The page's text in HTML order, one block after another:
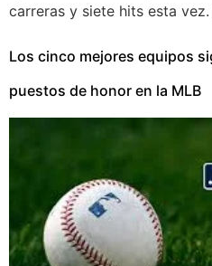
carreras y siete hits esta
Los cinco mejores equipos
puestos de honor en la MLB